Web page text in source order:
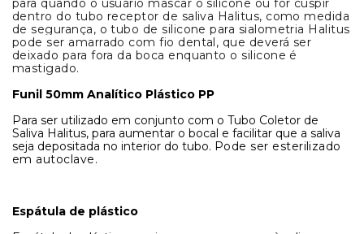
para quando o usuário mascar o silicone ou for cuspir
dentro do tubo receptor de saliva Halitus, como medida
de segurança, o tubo de silicone para sialometria Halitus
pode ser amarrado com fio dental, que deverá ser
deixado para fora da boca enquanto o silicone é
mastigado.
Funil 50mm Analítico Plástico PP
Para ser utilizado em conjunto com o Tubo Coletor de
Saliva Halitus, para aumentar o bocal e facilitar que a saliva
seja depositada no interior do tubo. Pode ser esterilizado
em autoclave.
Espátula de plástico